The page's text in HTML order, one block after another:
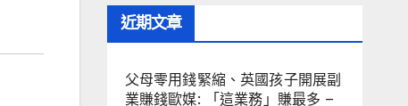
近期文章
父母零用錢緊縮、英國孩子開展副
業賺錢歐媒: 「這業務」賺最多 –